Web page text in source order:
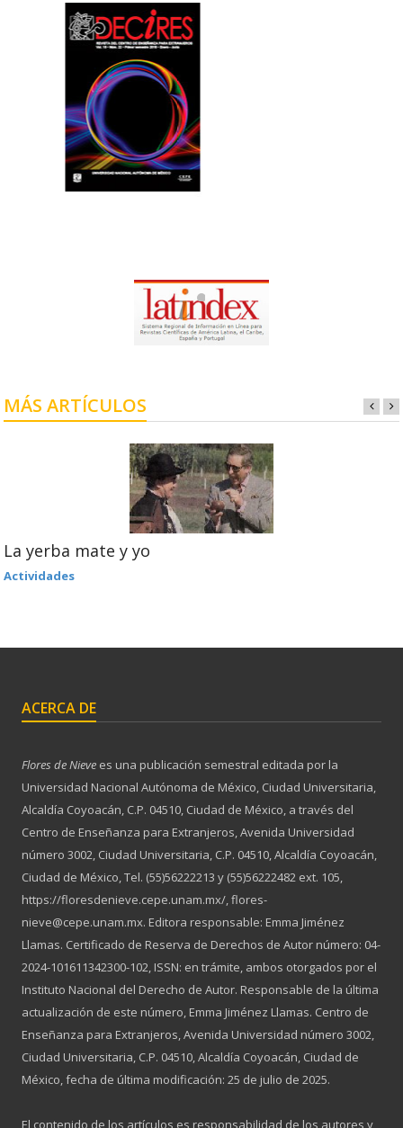
MÁS ARTÍCULOS
La yerba mate y yo
Actividades
ACERCA DE
Flores de Nieve es una publicación semestral editada por la
Universidad Nacional Autónoma de México, Ciudad Universitaria,
Alcaldía Coyoacán, C.P. 04510, Ciudad de México, a través del
Centro de Enseñanza para Extranjeros, Avenida Universidad
número 3002, Ciudad Universitaria, C.P. 04510, Alcaldía Coyoacán,
Ciudad de México, Tel. (55)56222213 y (55)56222482 ext. 105,
https://floresdenieve.cepe.unam.mx/, flores-
nieve@cepe.unam.mx. Editora responsable: Emma Jiménez
Llamas. Certificado de Reserva de Derechos de Autor número: 04-
2024-101611342300-102, ISSN: en trámite, ambos otorgados por el
Instituto Nacional del Derecho de Autor. Responsable de la última
actualización de este número, Emma Jiménez Llamas. Centro de
Enseñanza para Extranjeros, Avenida Universidad número 3002,
Ciudad Universitaria, C.P. 04510, Alcaldía Coyoacán, Ciudad de
México, fecha de última modificación: 25 de julio de 2025.
El contenido de los artículos es responsabilidad de los autores y